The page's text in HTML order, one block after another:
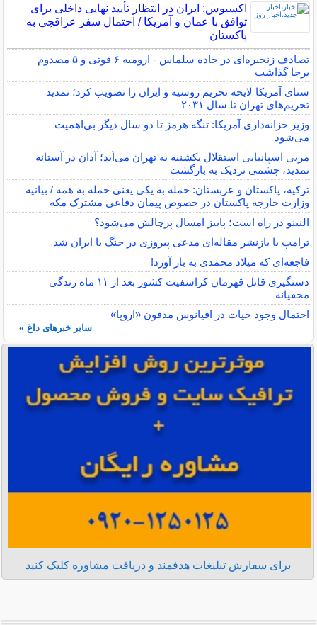
اکسیوس: ایران در انتظار تأیید نهایی داخلی برای
توافق با عمان و آمریکا / احتمال سفر عراقچی به
پاکستان
تصادف زنجیره‌ای در جاده سلماس - ارومیه ۶ فوتی و ۵ مصدوم
برجا گذاشت
سنای آمریکا لایحه تحریم روسیه و ایران را تصویب کرد؛ تمدید
تحریم‌های تهران تا سال ۲۰۳۱
وزیر خزانه‌داری آمریکا: تنگه هرمز تا دو سال دیگر بی‌اهمیت
می‌شود
مربی اسپانیایی استقلال یکشنبه به تهران می‌آید؛ آدان در آستانه
تمدید، چشمی نزدیک به بازگشت
ترکیه، پاکستان و عربستان: حمله به یکی یعنی حمله به همه / بیانیه
وزارت خارجه پاکستان در خصوص پیمان دفاعی مشترک مکه
النینو در راه است؛ پاییز امسال پرچالش می‌شود؟
ترامپ با بازنشر مقاله‌ای مدعی پیروزی در جنگ با ایران شد
فاجعه‌ای که میلاد محمدی به بار آورد!
دستگیری قاتل قهرمان کراسفیت کشور بعد از ۱۱ ماه زندگی
مخفیانه
احتمال وجود حیات در اقیانوس مدفون «اروپا»
سایر خبرهای داغ »
برای سفارش تبلیغات هدفمند و دریافت مشاوره کلیک کنید